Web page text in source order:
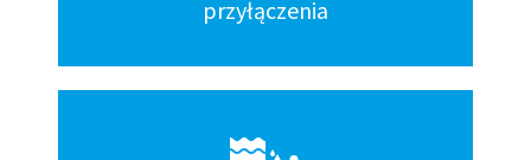
przyłączenia